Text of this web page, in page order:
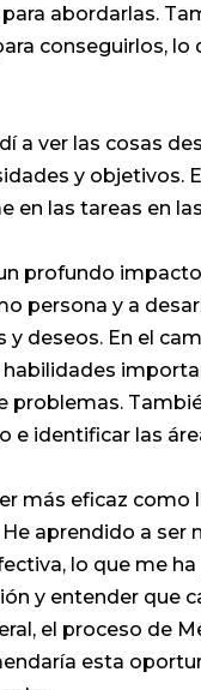
abordarlas.
conseguirlos,
a ver las cosas
y objetivos.
en las tareas en
profundo
persona y a
y deseos. En el
problemas.
e identificar las
más eficaz
aprendido a
lo que me
y entender que
el proceso de
esta